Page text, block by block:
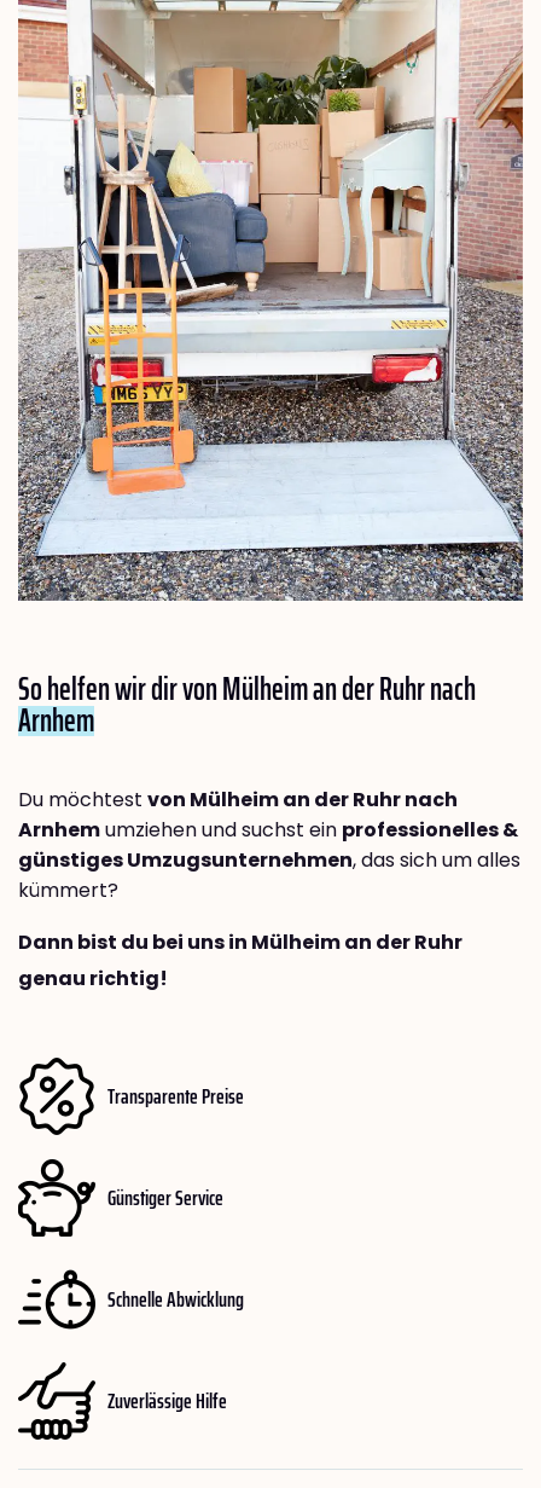
So helfen wir dir von Mülheim an der Ruhr nach
Arnhem
Du möchtest von Mülheim an der Ruhr nach
Arnhemumziehen und suchst ein professionelles &
günstiges Umzugsunternehmen, das sich um alles
kümmert?
Dann bist du bei uns in Mülheim an der Ruhr
genau richtig!
Transparente Preise
Günstiger Service
Schnelle Abwicklung
Zuverlässige Hilfe